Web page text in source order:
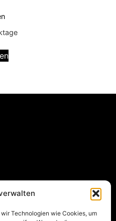
Technologien wie Cookies, um